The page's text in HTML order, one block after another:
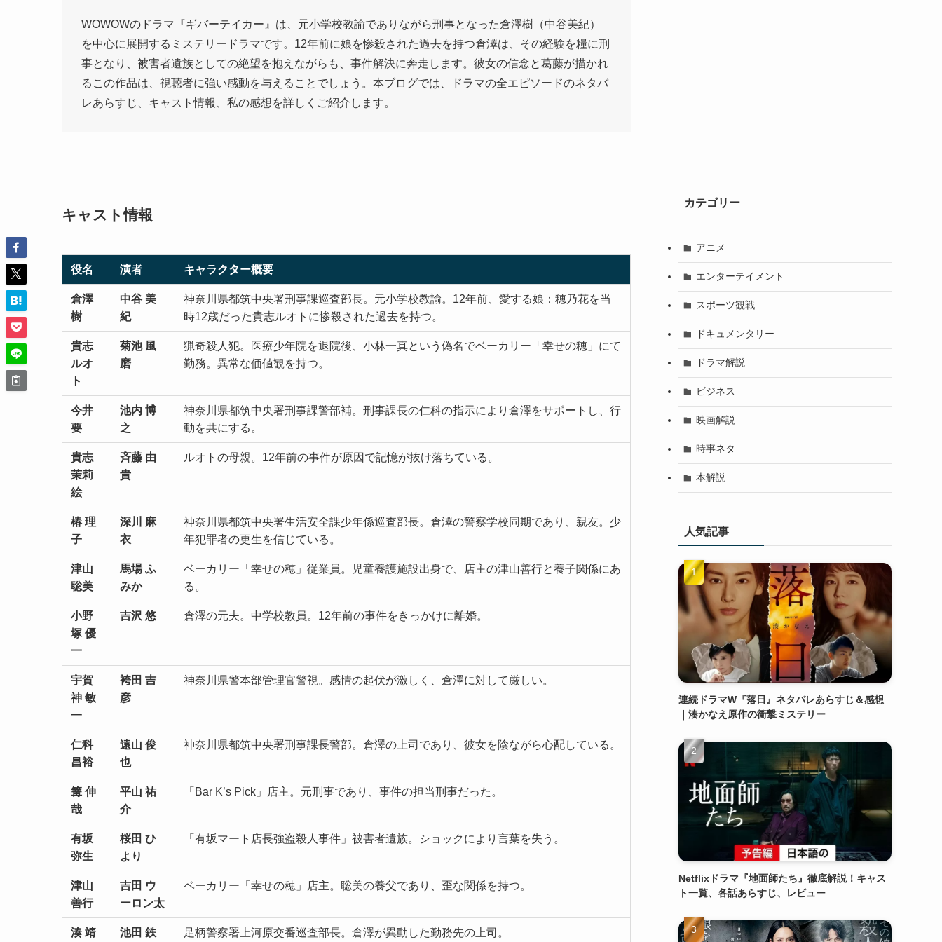
WOWOWのドラマ『ギバーテイカー』は、元小学校教諭でありながら刑事となった倉澤樹（中谷美紀）
を中心に展開するミステリードラマです。12年前に娘を惨殺された過去を持つ倉澤は、その経験を糧に刑
事となり、被害者遺族としての絶望を抱えながらも、事件解決に奔走します。彼女の信念と葛藤が描かれ
るこの作品は、視聴者に強い感動を与えることでしょう。本ブログでは、ドラマの全エピソードのネタバ
レあらすじ、キャスト情報、私の感想を詳しくご紹介します。
キャスト情報
役名 演者 キャラクター概要
倉澤
樹
中谷 美
紀
神奈川県都筑中央署刑事課巡査部長。元小学校教諭。12年前、愛する娘：穂乃花を当
時12歳だった貴志ルオトに惨殺された過去を持つ。
貴志
ルオ
ト
菊池 風
磨
猟奇殺人犯。医療少年院を退院後、小林一真という偽名でベーカリー「幸せの穂」にて
勤務。異常な価値観を持つ。
今井
要
池内 博
之
神奈川県都筑中央署刑事課警部補。刑事課長の仁科の指示により倉澤をサポートし、行
動を共にする。
貴志
茉莉
絵
斉藤 由
貴
ルオトの母親。12年前の事件が原因で記憶が抜け落ちている。
椿 理
子
深川 麻
衣
神奈川県都筑中央署生活安全課少年係巡査部長。倉澤の警察学校同期であり、親友。少
年犯罪者の更生を信じている。
津山
聡美
馬場 ふ
みか
ベーカリー「幸せの穂」従業員。児童養護施設出身で、店主の津山善行と養子関係にあ
る。
小野
塚 優
一
吉沢 悠 倉澤の元夫。中学校教員。12年前の事件をきっかけに離婚。
宇賀
神 敏
一
袴田 吉
彦
神奈川県警本部管理官警視。感情の起伏が激しく、倉澤に対して厳しい。
仁科
昌裕
遠山 俊
也
神奈川県都筑中央署刑事課長警部。倉澤の上司であり、彼女を陰ながら心配している。
篝 伸
哉
平山 祐
介
「Bar K’s Pick」店主。元刑事であり、事件の担当刑事だった。
有坂
弥生
桜田 ひ
より
「有坂マート店長強盗殺人事件」被害者遺族。ショックにより言葉を失う。
津山
善行
吉田 ウ
ーロン太
ベーカリー「幸せの穂」店主。聡美の養父であり、歪な関係を持つ。
湊 靖 池田 鉄 足柄警察署上河原交番巡査部長。倉澤が異動した勤務先の上司。
カテゴリー
アニメ
エンターテイメント
スポーツ観戦
ドキュメンタリー
ドラマ解説
ビジネス
映画解説
時事ネタ
本解説
人気記事
連続ドラマW『落日』ネタバレあらすじ＆感想
｜湊かなえ原作の衝撃ミステリー
Netflixドラマ『地面師たち』徹底解説！キャス
ト一覧、各話あらすじ、レビュー